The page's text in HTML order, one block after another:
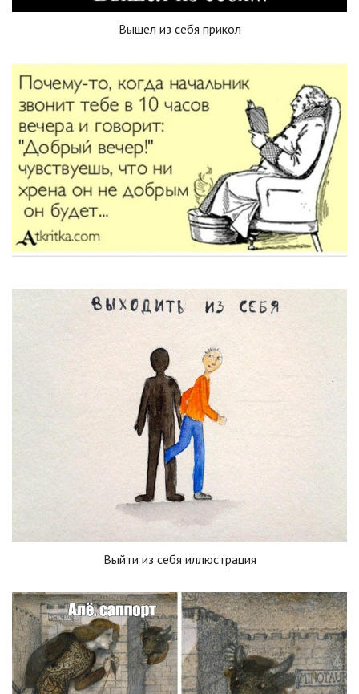
Вышел из себя прикол
Выйти из себя иллюстрация